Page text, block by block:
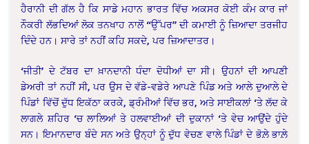
ਹੈਰਾਨੀ ਦੀ ਗੱਲ ਹੈ ਕਿ ਸਾਡੇ ਮਹਾਨ ਭਾਰਤ ਵਿੱਚ ਅਕਸਰ ਕੋਈ ਕੰਮ ਕਾਰ ਜਾਂ
ਨੌਕਰੀ ਲੱਭਦਿਆਂ ਲੋਕ ਤਨਖਾਹ ਨਾਲੋਂ “ਉੱਪਰ” ਦੀ ਕਮਾਈ ਨੂੰ ਜ਼ਿਆਦਾ ਤਰਜੀਹ
ਦਿੰਦੇ ਹਨ। ਸਾਰੇ ਤਾਂ ਨਹੀਂ ਕਹਿ ਸਕਦੇ, ਪਰ ਜ਼ਿਆਦਾਤਰ।
‘ਜੀਤੀ’ ਦੇ ਟੱਬਰ ਦਾ ਖ਼ਾਨਦਾਨੀ ਧੰਦਾ ਦੋਧੀਆਂ ਦਾ ਸੀ। ਉਹਨਾਂ ਦੀ ਆਪਣੀ
ਡੇਅਰੀ ਤਾਂ ਨਹੀਂ ਸੀ, ਪਰ ਉਸ ਦੇ ਵੱਡੇ-ਵਡੇਰੇ ਆਪਣੇ ਪਿੰਡ ਅਤੇ ਆਲੇ ਦੁਆਲੇ ਦੇ
ਪਿੰਡਾਂ ਵਿੱਚੋਂ ਦੁੱਧ ਇਕੱਠਾ ਕਰਕੇ, ਡ੍ਰੰਮੀਆਂ ਵਿੱਚ ਭਰ, ਅਤੇ ਸਾਈਕਲਾਂ ‘ਤੇ ਲੱਦ ਕੇ
ਲਾਗਲੇ ਸ਼ਹਿਰ ‘ਚ ਲਾਲਿਆਂ ਤੇ ਹਲਵਾਈਆਂ ਦੀ ਦੁਕਾਨਾਂ ‘ਤੇ ਵੇਚ ਆਉਂਦੇ ਹੁੰਦੇ
ਸਨ। ਇਮਾਨਦਾਰ ਬੰਦੇ ਸਨ ਅਤੇ ਉਨ੍ਹਾਂ ਨੂੰ ਦੁੱਧ ਵੇਚਣ ਵਾਲੇ ਪਿੰਡਾਂ ਦੇ ਭੋਲ਼ੇ ਭਾਲ਼ੇ